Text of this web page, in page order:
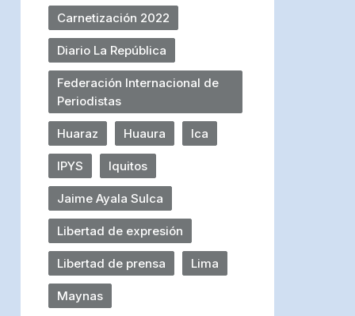
Carnetización 2022
Diario La República
Federación Internacional de
Periodistas
Huaraz Huaura Ica
IPYS Iquitos
Jaime Ayala Sulca
Libertad de expresión
Libertad de prensa Lima
Maynas